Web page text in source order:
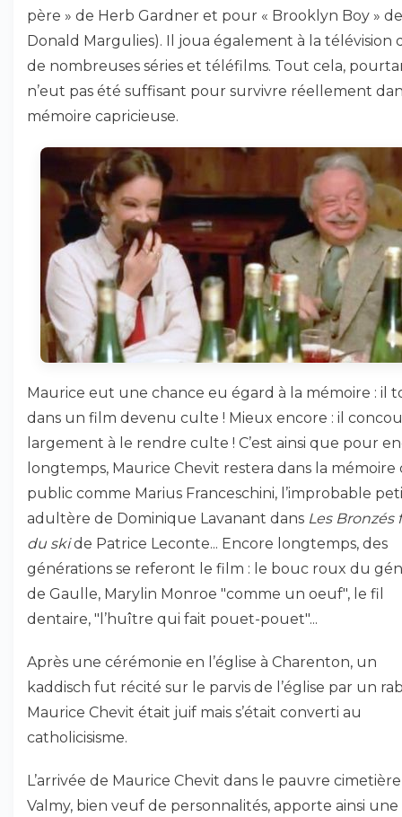
père » de Herb Gardner et pour « Brooklyn Boy » de
Donald Margulies). Il joua également à la télévision
de nombreuses séries et téléfilms. Tout cela,
n’eut pas été suffisant pour survivre réellement
mémoire capricieuse.
Maurice eut une chance eu égard à la mémoire : il
dans un film devenu culte ! Mieux encore : il
largement à le rendre culte ! C’est ainsi que pour
longtemps, Maurice Chevit restera dans la mémoire
public comme Marius Franceschini, l’improbable
adultère de Dominique Lavanant dans Les Bronzés
du skide Patrice Leconte... Encore longtemps, des
générations se referont le film : le bouc roux du
de Gaulle, Marylin Monroe "comme un oeuf", le fil
dentaire, "l’huître qui fait pouet-pouet"...
Après une cérémonie en l’église à Charenton, un
kaddisch fut récité sur le parvis de l’église par un
Maurice Chevit était juif mais s’était converti au
catholicisisme.
L’arrivée de Maurice Chevit dans le pauvre
Valmy, bien veuf de personnalités, apporte ainsi une